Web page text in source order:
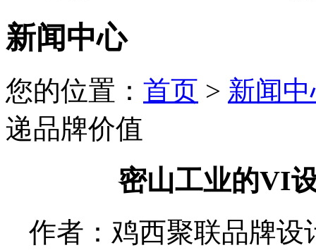
新闻中心
您的位置： 首页 > 新闻
递品牌价值
密山工业的VI
作者：鸡西聚联品牌设